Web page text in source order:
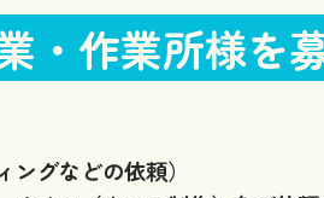
・作業所様を
グなどの依頼）